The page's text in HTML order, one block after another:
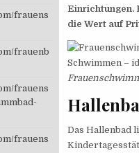
Einrichtungen.
die Wert auf
Das Hallenbad
frauens
frauenb
frauens
frauens